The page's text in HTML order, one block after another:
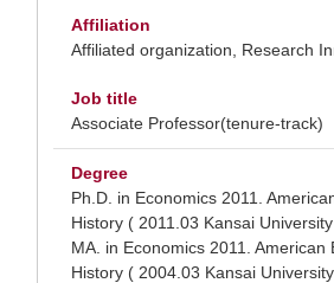
Affiliation
Affiliated organization, Research
Job title
Associate Professor(tenure-track)
Degree
Ph.D. in Economics 2011.
History ( 2011.03 Kansai
MA. in Economics 2011. American
History ( 2004.03 Kansai